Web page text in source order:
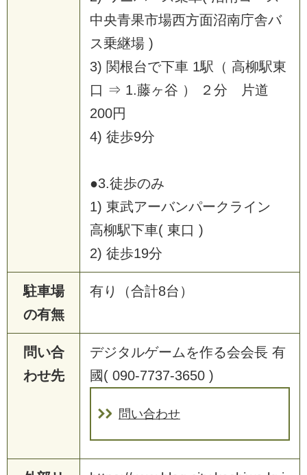
中央青果市場西方面沼南庁舎バ
ス乗継場 )
3) 関根台で下車 1駅（ 高柳駅東
口 ⇒ 1.藤ヶ谷 ） ２分 片道
200円
4) 徒歩9分
●3.徒歩のみ
1) 東武アーバンパークライン
高柳駅下車( 東口 )
2) 徒歩19分
駐車場
の有無
有り（合計8台）
問い合
わせ先
デジタルゲームを作る会会長 有
國( 090-7737-3650 )
問い合わせ